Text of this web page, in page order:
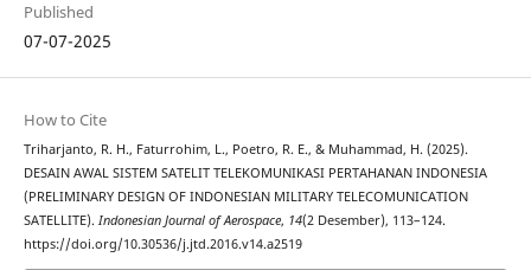
Published
07-07-2025
How to Cite
Triharjanto, R. H., Faturrohim, L., Poetro, R. E., & Muhammad, H. (2025).
DESAIN AWAL SISTEM SATELIT TELEKOMUNIKASI PERTAHANAN INDONESIA
(PRELIMINARY DESIGN OF INDONESIAN MILITARY TELECOMUNICATION
SATELLITE). Indonesian Journal of Aerospace, 14(2 Desember), 113–124.
https://doi.org/10.30536/j.jtd.2016.v14.a2519